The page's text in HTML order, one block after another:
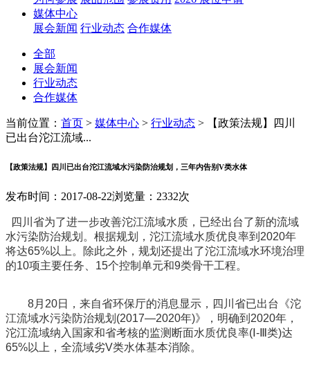
媒体中心
展会新闻 行业动态 合作媒体
全部
展会新闻
行业动态
合作媒体
当前位置： 首页 > 媒体中心 > 行业动态 >
【政策法规】四川
已出台沱江流域...
【政策法规】四川已出台沱江流域水污染防治规划，三年内告别V类水体
发布时间：2017-08-22浏览量：2332次
四川省为了进一步改善沱江流域水质，已经出台了新的流域
水污染防治规划。根据规划，沱江流域水质优良率到2020年
将达65%以上。除此之外，规划还提出了沱江流域水环境治理
的10项主要任务、15个控制单元和9类骨干工程。
8月20日，来自省环保厅的消息显示，四川省已出台《沱
江流域水污染防治规划(2017—2020年)》，明确到2020年，
沱江流域纳入国家和省考核的监测断面水质优良率(Ⅰ-Ⅲ类)达
65%以上，全流域劣V类水体基本消除。